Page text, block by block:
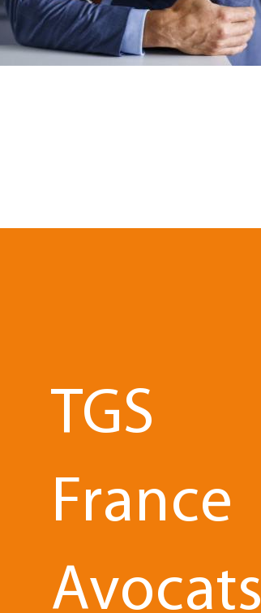
Certificat d’Aptitude à la Profession d’Avocat
Spécialité en droit des sociétés
Langues
TGS
France
Avocats